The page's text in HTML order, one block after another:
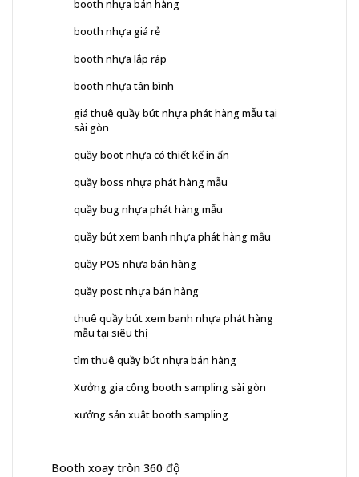
booth nhựa bán hàng
booth nhựa giá rẻ
booth nhựa lắp ráp
booth nhựa tân bình
giá thuê quầy bút nhựa phát hàng mẫu tại
sài gòn
quầy boot nhựa có thiết kế in ấn
quầy boss nhựa phát hàng mẫu
quầy bug nhựa phát hàng mẫu
quầy bút xem banh nhựa phát hàng mẫu
quầy POS nhựa bán hàng
quầy post nhựa bán hàng
thuê quầy bút xem banh nhựa phát hàng
mẫu tại siêu thị
tìm thuê quầy bút nhựa bán hàng
Xưởng gia công booth sampling sài gòn
xưởng sản xuât booth sampling
Booth xoay tròn 360 độ